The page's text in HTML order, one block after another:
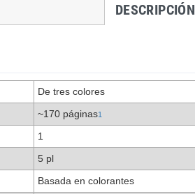
DESCRIPCIÓN
De tres colores
~170 páginas1
1
5 pl
Basada en colorantes